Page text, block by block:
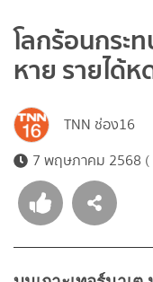
โลกร้อนกระ
หาย รายได้ห
TNN ช่อง16
7 พฤษภาคม 2568 (